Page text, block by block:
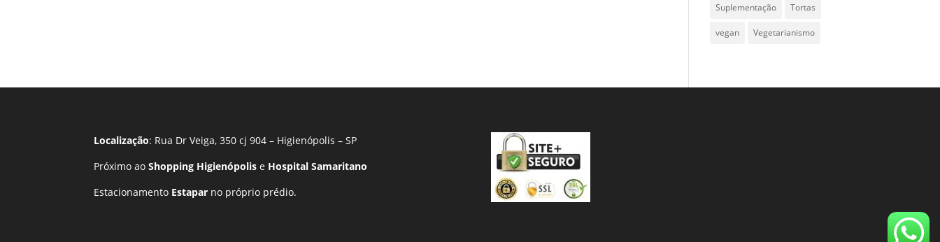
Suplementação Tortas
vegan Vegetarianismo
Localização: Rua Dr Veiga, 350 cj 904 – Higienópolis – SP
Próximo aoShopping Higienópolis e Hospital Samaritano
Estacionamento Estapar no próprio prédio.